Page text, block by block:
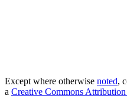
Except where otherwise noted,
a Creative Commons